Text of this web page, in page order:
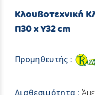
Κλουβοτεχνική
Π30 x Y32 cm
Προμηθευτής :
Διαθεσιμότητα :